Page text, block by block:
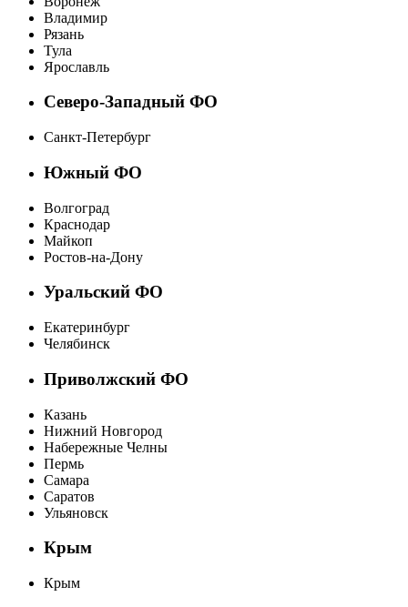
Владимир
Рязань
Тула
Ярославль
Северо-Западный ФО
Санкт-Петербург
Южный ФО
Волгоград
Краснодар
Майкоп
Ростов-на-Дону
Уральский ФО
Екатеринбург
Челябинск
Приволжский ФО
Казань
Нижний Новгород
Набережные Челны
Пермь
Самара
Саратов
Ульяновск
Крым
Крым